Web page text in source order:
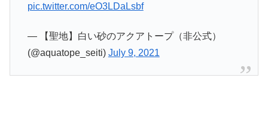
pic.twitter.com/eO3LDaLsbf
— 【聖地】白い砂のアクアトープ（非公式）
(@aquatope_seiti) July 9, 2021